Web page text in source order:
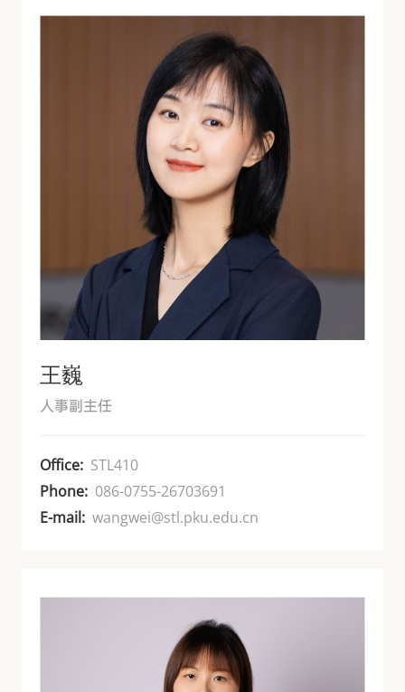
王巍
人事副主任
Office: STL410
Phone: 086-0755-26703691
E-mail: wangwei@stl.pku.edu.cn